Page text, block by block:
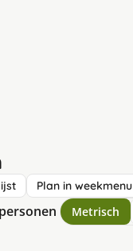
Plan in weekmenu
personen Metrisch